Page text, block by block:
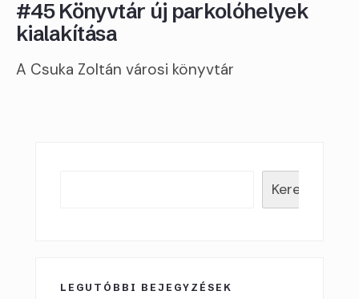
#45 Könyvtár új parkolóhelyek
kialakítása
A Csuka Zoltán városi könyvtár
Keresés
LEGUTÓBBI BEJEGYZÉSEK